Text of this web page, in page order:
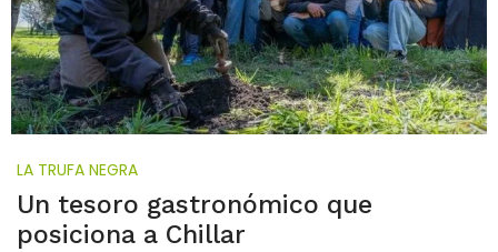
LA TRUFA NEGRA
Un tesoro gastronómico que
posiciona a Chillar